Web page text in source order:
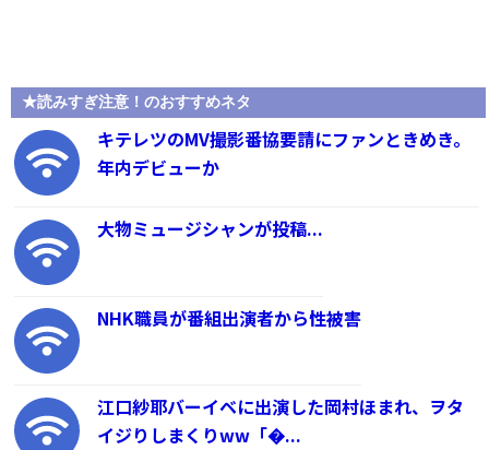
★読みすぎ注意！のおすすめネタ
キテレツのMV撮影番協要請にファンときめき。
年内デビューか
大物ミュージシャンが投稿...
NHK職員が番組出演者から性被害
江口紗耶バーイベに出演した岡村ほまれ、ヲタ
イジりしまくりww「�...